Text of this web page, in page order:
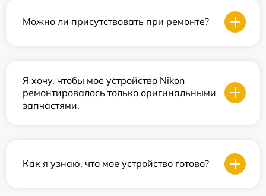
Можно ли присутствовать при ремонте?
Я хочу, чтобы мое устройство Nikon
ремонтировалось только оригинальными
запчастями.
Как я узнаю, что мое устройство готово?